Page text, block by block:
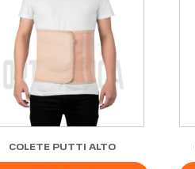
COLETE PUTTI ALTO